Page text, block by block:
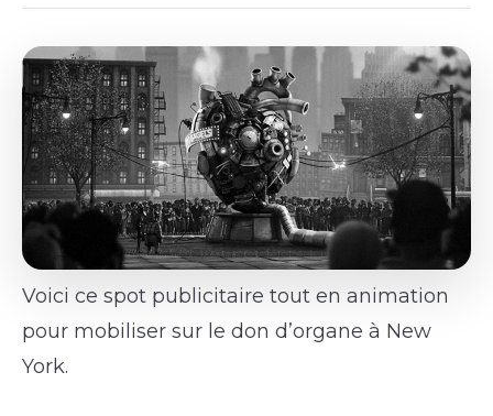
Voici ce spot publicitaire tout en animation
pour mobiliser sur le don d’organe à New
York.